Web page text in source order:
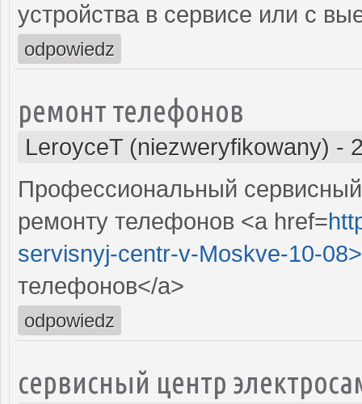
устройства в сервисе или с
odpowiedz
ремонт телефонов
LeroyceT (niezweryfikowany) -
Профессиональный
ремонту телефонов <a href=
servisnyj-centr-v-Moskve-10-08>
телефонов</a>
odpowiedz
сервисный центр